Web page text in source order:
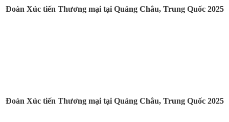
Đoàn Xúc tiến Thương mại tại Quảng Châu, Trung Quốc 2025
Đoàn Xúc tiến Thương mại tại Quảng Châu, Trung Quốc 2025